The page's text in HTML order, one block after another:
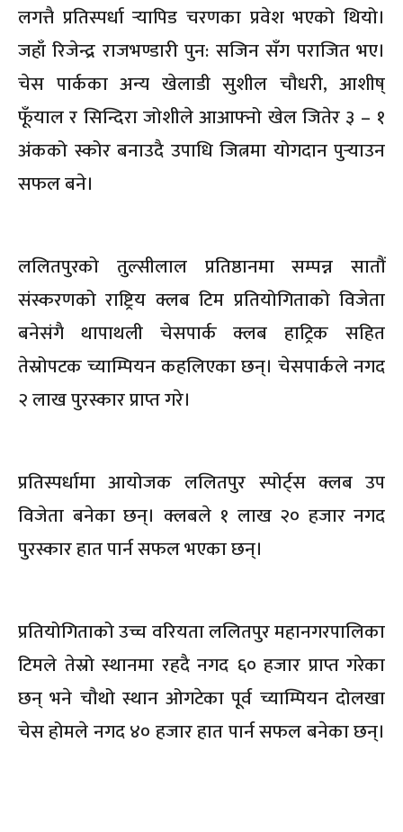
लगत्तै प्रतिस्पर्धा र्‍यापिड चरणका प्रवेश भएको थियो।
जहाँ रिजेन्द्र राजभण्डारी पुन: सजिन सँग पराजित भए।
चेस पार्कका अन्य खेलाडी सुशील चौधरी, आशीष्
फूँयाल र सिन्दिरा जोशीले आआफ्नो खेल जितेर ३ – १
अंकको स्कोर बनाउदै उपाधि जित्नमा योगदान पुर्‍याउन
सफल बने।
ललितपुरको तुल्सीलाल प्रतिष्ठानमा सम्पन्न सातौं
संस्करणको राष्ट्रिय क्लब टिम प्रतियोगिताको विजेता
बनेसंगै थापाथली चेसपार्क क्लब हाट्रिक सहित
तेस्रोपटक च्याम्पियन कहलिएका छन्। चेसपार्कले नगद
२ लाख पुरस्कार प्राप्त गरे।
प्रतिस्पर्धामा आयोजक ललितपुर स्पोर्ट्स क्लब उप
विजेता बनेका छन्। क्लबले १ लाख २० हजार नगद
पुरस्कार हात पार्न सफल भएका छन्।
प्रतियोगिताको उच्च वरियता ललितपुर महानगरपालिका
टिमले तेस्रो स्थानमा रहदै नगद ६० हजार प्राप्त गरेका
छन् भने चौथो स्थान ओगटेका पूर्व च्याम्पियन दोलखा
चेस होमले नगद ४० हजार हात पार्न सफल बनेका छन्।